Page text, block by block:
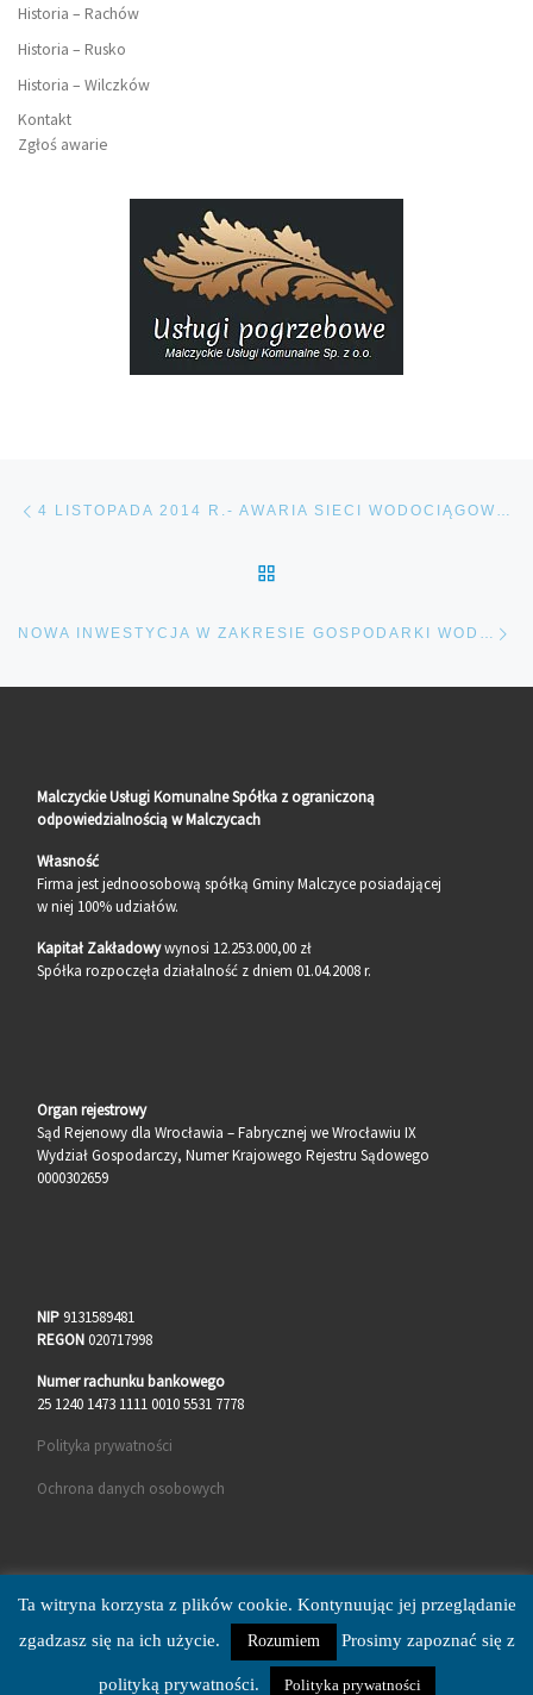
Historia – Rachów
Historia – Rusko
Historia – Wilczków
Kontakt
Zgłoś awarie
4 LISTOPADA 2014 R.- AWARIA SIECI WODOCIĄGOWEJ
NOWA INWESTYCJA W ZAKRESIE GOSPODARKI WODNO-ŚCIEKOWEJ NA TERENIE GMINY MALCZYCE
Malczyckie Usługi Komunalne Spółka z ograniczoną
odpowiedzialnością w Malczycach
Własność
Firma jest jednoosobową spółką Gminy Malczyce posiadającej
w niej 100% udziałów.
Kapitał Zakładowywynosi 12.253.000,00 zł
Spółka rozpoczęła działalność z dniem 01.04.2008 r.
Organ rejestrowy
Sąd Rejenowy dla Wrocławia – Fabrycznej we Wrocławiu IX
Wydział Gospodarczy, Numer Krajowego Rejestru Sądowego
0000302659
NIP 9131589481
REGON020717998
Numer rachunku bankowego
25 1240 1473 1111 0010 5531 7778
Polityka prywatności
Ochrona danych osobowych
© 2026MUK Malczyce – Wszelkie prawa zastrzeżone
Oparte naWP– Zaprojektowano zMotyw Customizr
Ta witryna korzysta z plików cookie. Kontynuując jej przeglądanie
zgadzasz się na ich użycie.
Rozumiem Prosimy zapoznać się z
polityką prywatności. Polityka prywatności